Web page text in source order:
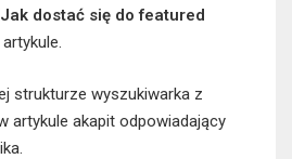
dostać się do featured
strukturze wyszukiwarka z
artykule akapit odpowiadający